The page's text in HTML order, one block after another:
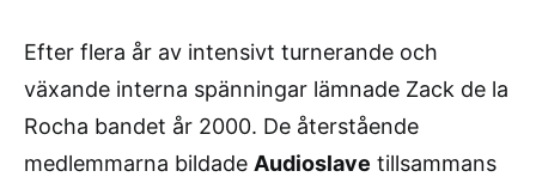
Efter flera år av intensivt turnerande och
växande interna spänningar lämnade Zack de la
Rocha bandet år 2000. De återstående
medlemmarna bildade Audioslave tillsammans